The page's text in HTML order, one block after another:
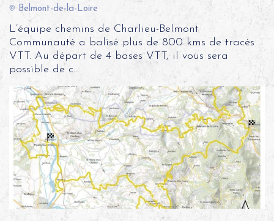
Belmont-de-la-Loire
L’équipe chemins de Charlieu-Belmont
Communauté a balisé plus de 800 kms de tracés
VTT. Au départ de 4 bases VTT, il vous sera
possible de c...